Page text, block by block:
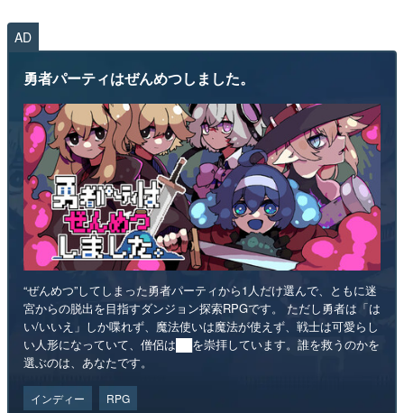
AD
勇者パーティはぜんめつしました。
“ぜんめつ”してしまった勇者パーティから1人だけ選んで、ともに迷
宮からの脱出を目指すダンジョン探索RPGです。 ただし勇者は「は
い/いいえ」しか喋れず、魔法使いは魔法が使えず、戦士は可愛らし
い人形になっていて、僧侶は██を崇拝しています。誰を救うのかを
選ぶのは、あなたです。
インディー RPG